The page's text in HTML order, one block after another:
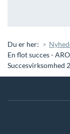
Du er her:
En flot succes -
Succesvirksomhed